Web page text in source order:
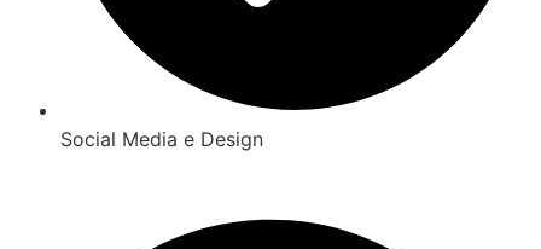
Social Media e Design